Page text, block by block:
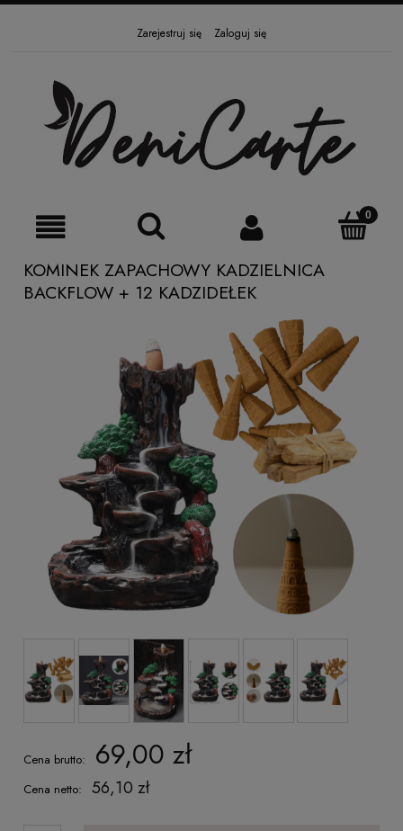
Zarejestruj się Zaloguj się
KOMINEK ZAPACHOWY KADZIELNICA
BACKFLOW + 12 KADZIDEŁEK
Cena brutto: 69,00 zł
Cena netto: 56,10 zł